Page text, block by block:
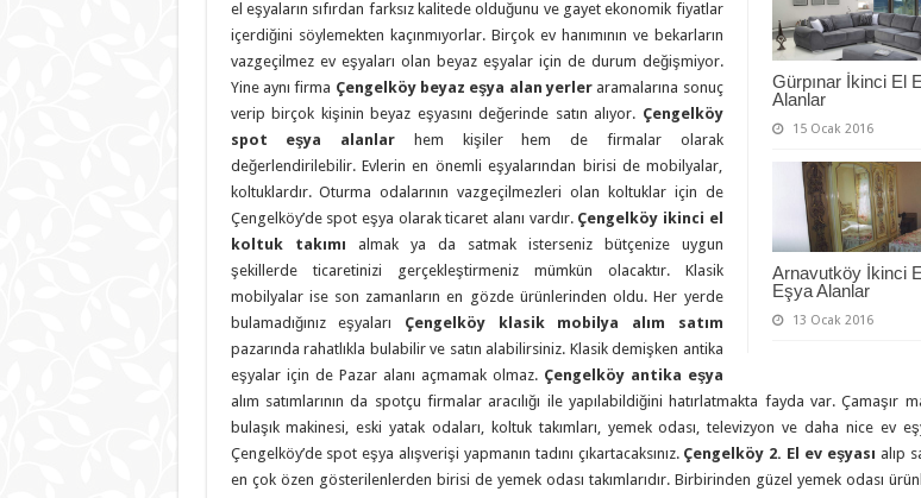
Gürpınar İkinci El
Alanlar
15 Ocak 2016
Arnavutköy İkinci
Eşya Alanlar
13 Ocak 2016
el eşyaların sıfırdan farksız kalitede olduğunu ve gayet ekonomik fiyatlar
içerdiğini söylemekten kaçınmıyorlar. Birçok ev hanımının ve bekarların
vazgeçilmez ev eşyaları olan beyaz eşyalar için de durum değişmiyor.
Yine aynı firma Çengelköy beyaz eşya alan yerler aramalarına sonuç
verip birçok kişinin beyaz eşyasını değerinde satın alıyor. Çengelköy
spot eşya alanlar hem kişiler hem de firmalar olarak
değerlendirilebilir. Evlerin en önemli eşyalarından birisi de mobilyalar,
koltuklardır. Oturma odalarının vazgeçilmezleri olan koltuklar için de
Çengelköy’de spot eşya olarak ticaret alanı vardır. Çengelköy ikinci el
koltuk takımı almak ya da satmak isterseniz bütçenize uygun
şekillerde ticaretinizi gerçekleştirmeniz mümkün olacaktır. Klasik
mobilyalar ise son zamanların en gözde ürünlerinden oldu. Her yerde
bulamadığınız eşyaları Çengelköy klasik mobilya alım satım
pazarında rahatlıkla bulabilir ve satın alabilirsiniz. Klasik demişken antika
eşyalar için de Pazar alanı açmamak olmaz. Çengelköy antika eşya
alım satımlarının da spotçu firmalar aracılığı ile yapılabildiğini hatırlatmakta fayda var. Çamaşır
bulaşık makinesi, eski yatak odaları, koltuk takımları, yemek odası, televizyon ve daha nice ev
Çengelköy’de spot eşya alışverişi yapmanın tadını çıkartacaksınız. Çengelköy 2. El ev eşyası alıp
en çok özen gösterilenlerden birisi de yemek odası takımlarıdır. Birbirinden güzel yemek odası